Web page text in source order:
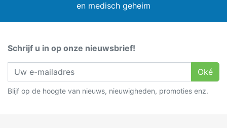
en medisch geheim
Schrijf u in op onze nieuwsbrief!
Oké
Blijf op de hoogte van nieuws, nieuwigheden, promoties enz.